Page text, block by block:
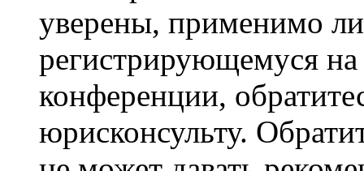
уверены, применимо
регистрирующемуся
конференции,
юрисконсульту.